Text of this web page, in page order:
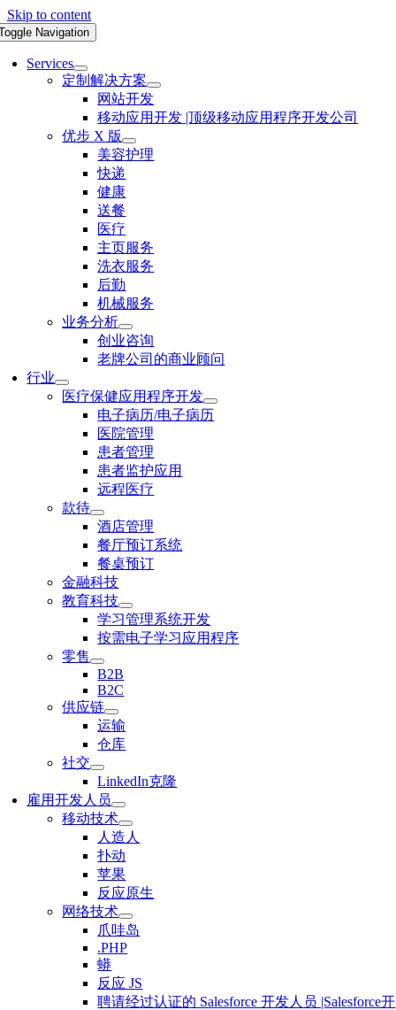
Skip to content
Navigation
Services
定制解决方案
网站开发
移动应用开发 |顶级移动应用程序开发公司
优步 X 版
美容护理
快递
健康
送餐
医疗
主页服务
洗衣服务
后勤
机械服务
业务分析
创业咨询
老牌公司的商业顾问
行业
医疗保健应用程序开发
电子病历/电子病历
医院管理
患者管理
患者监护应用
远程医疗
款待
酒店管理
餐厅预订系统
餐桌预订
金融科技
教育科技
学习管理系统开发
按需电子学习应用程序
零售
B2B
B2C
供应链
运输
仓库
社交
LinkedIn克隆
雇用开发人员
移动技术
人造人
扑动
苹果
反应原生
网络技术
爪哇岛
.PHP
蟒
反应 JS
聘请经过认证的 Salesforce 开发人员 |Salesforce开